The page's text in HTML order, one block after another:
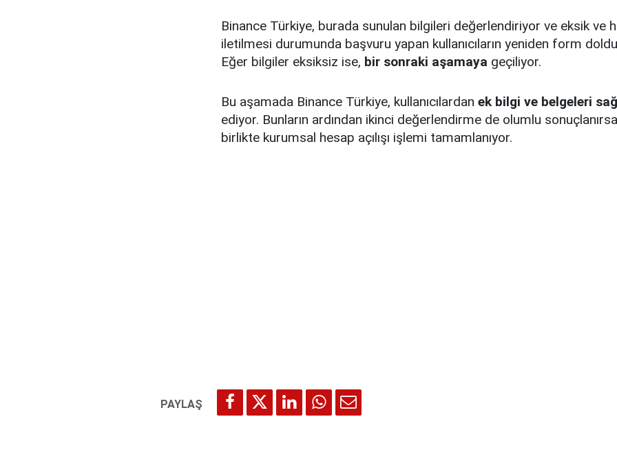
Binance Türkiye, burada sunulan bilgileri değerlendiriyor ve eksik ve
iletilmesi durumunda başvuru yapan kullanıcıların yeniden form
Eğer bilgiler eksiksiz ise, bir sonraki aşamaya geçiliyor.
Bu aşamada Binance Türkiye, kullanıcılardan ek bilgi ve belgeleri
ediyor. Bunların ardından ikinci değerlendirme de olumlu
birlikte kurumsal hesap açılışı işlemi tamamlanıyor.